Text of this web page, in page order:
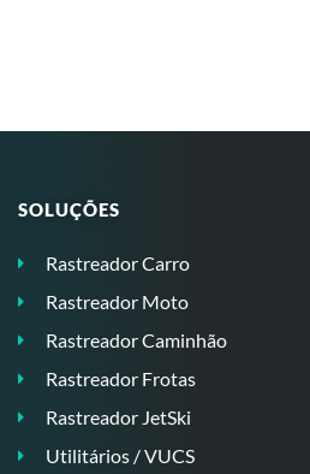
SOLUÇÕES
Rastreador Carro
Rastreador Moto
Rastreador Caminhão
Rastreador Frotas
Rastreador JetSki
Utilitários / VUCS